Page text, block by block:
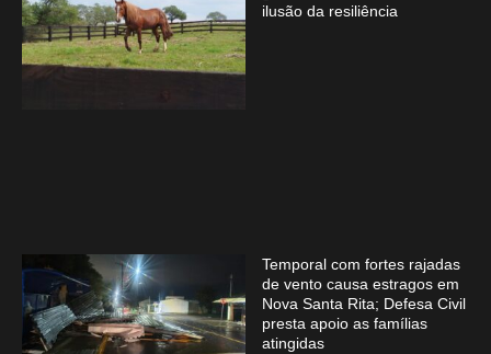
ilusão da resiliência
Temporal com fortes rajadas
de vento causa estragos em
Nova Santa Rita; Defesa Civil
presta apoio as famílias
atingidas